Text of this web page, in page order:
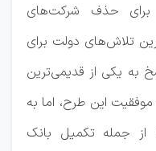
برای حذف شرکت‌های
تلاش‌های دولت برای
به یکی از قدیمی‌ترین
این طرح، اما به
جمله تکمیل بانک